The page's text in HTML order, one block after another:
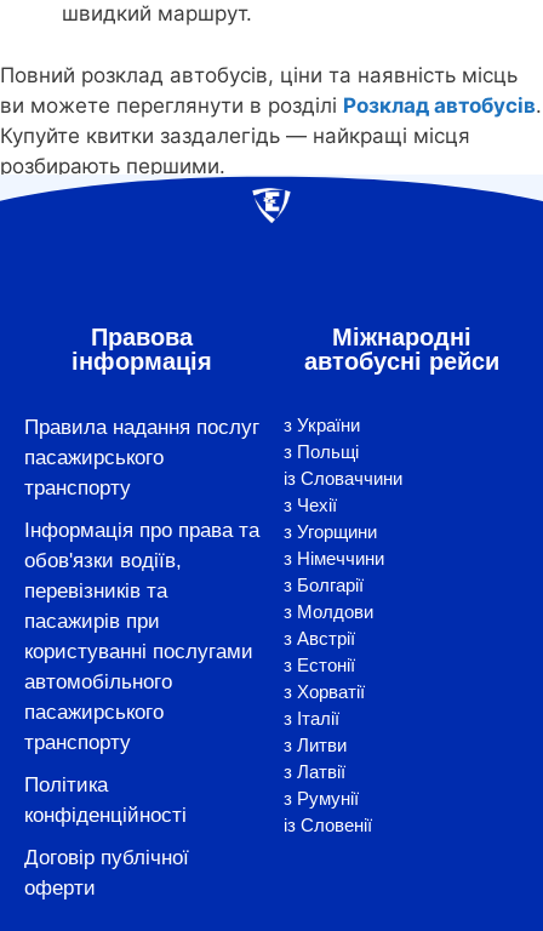
швидкий маршрут.
Повний розклад автобусів, ціни та наявність місць
ви можете переглянути в розділі Розклад автобусів.
Купуйте квитки заздалегідь — найкращі місця
розбирають першими.
Правова
інформація
Правила надання послуг
пасажирського
транспорту
Інформація про права та
обов'язки водіїв,
перевізників та
пасажирів при
користуванні послугами
автомобільного
пасажирського
транспорту
Політика
конфіденційності
Договір публічної
оферти
Міжнародні
автобусні рейси
з України
з Польщі
із Словаччини
з Чехії
з Угорщини
з Німеччини
з Болгарії
з Молдови
з Австрії
з Естонії
з Хорватії
з Італії
з Литви
з Латвії
з Румунії
із Словенії